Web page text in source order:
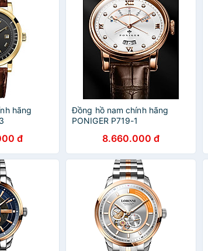
hãng
đ
Đồng hồ nam chính hãng
PONIGER P719-1
8.660.000 đ